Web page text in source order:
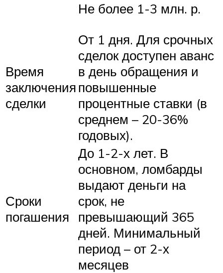
Не более 1-3 млн. р.
Время
заключения
сделки
От 1 дня. Для срочных
сделок доступен аванс
в день обращения и
повышенные
процентные ставки (в
среднем – 20-36%
годовых).
Сроки
погашения
До 1-2-х лет. В
основном, ломбарды
выдают деньги на
срок, не
превышающий 365
дней. Минимальный
период – от 2-х
месяцев